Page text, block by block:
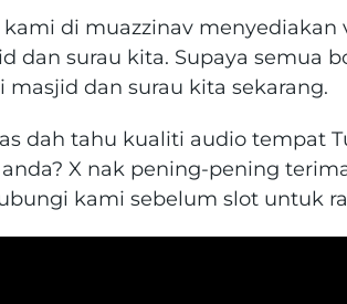
di muazzinav menyediakan
dan surau kita. Supaya semua
masjid dan surau kita sekarang.
dah tahu kualiti audio tempat
X nak pening-pening
kami sebelum slot untuk